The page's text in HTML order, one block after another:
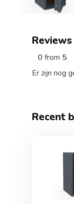
Reviews
0 from 5
Er zijn nog
Recent